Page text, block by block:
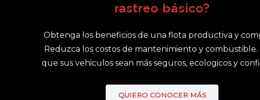
rastreo básico?
Obtenga los beneficios de una flota productiva y
Reduzca los costos de mantenimiento y combustible.
que sus vehiculos sean más seguros, ecologicos y
QUIERO CONOCER MÁS